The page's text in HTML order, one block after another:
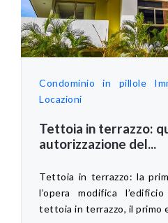
Condominio in pillole
Locazioni
Tettoia in terrazzo:
autorizzazione del...
Tettoia in terrazzo: la
l’opera modifica
tettoia in terrazzo, il primo